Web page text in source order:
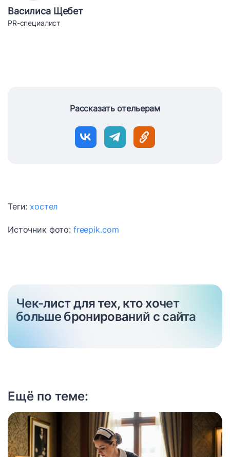
Василиса Щебет
PR-специалист
Рассказать отельерам
Теги: хостел
Источник фото: freepik.com
Чек-лист для тех, кто хочет
больше бронирований с сайта
Ещё по теме: